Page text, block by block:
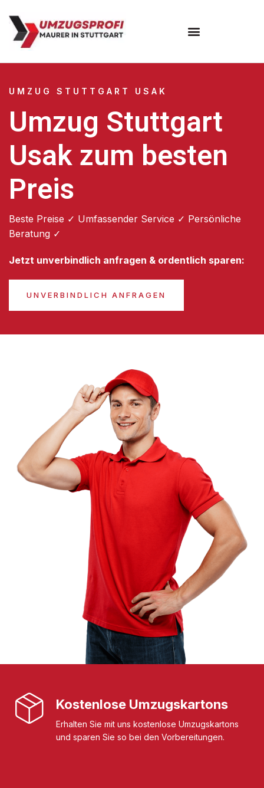
UMZUG STUTTGART USAK
Umzug Stuttgart
Usak zum besten
Preis
Beste Preise ✓ Umfassender Service ✓ Persönliche
Beratung ✓
Jetzt unverbindlich anfragen & ordentlich sparen:
UNVERBINDLICH ANFRAGEN
Kostenlose Umzugskartons
Erhalten Sie mit uns kostenlose Umzugskartons
und sparen Sie so bei den Vorbereitungen.